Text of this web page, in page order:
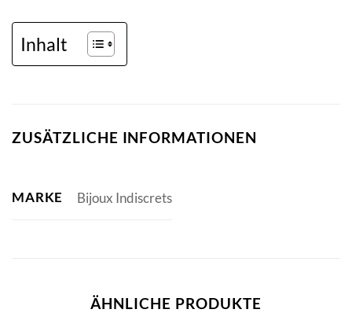
Inhalt
ZUSÄTZLICHE INFORMATIONEN
MARKE Bijoux Indiscrets
ÄHNLICHE PRODUKTE